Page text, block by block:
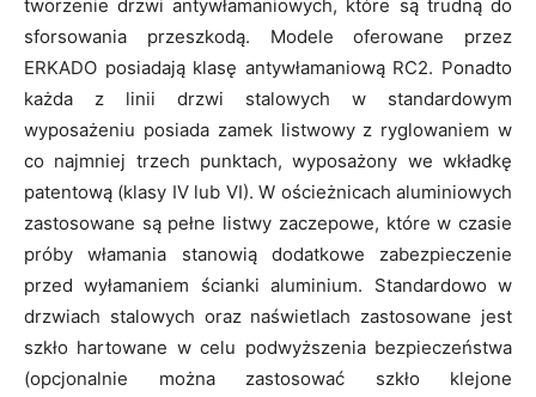
tworzenie drzwi antywłamaniowych, które są trudną do
sforsowania przeszkodą. Modele oferowane przez
ERKADO posiadają klasę antywłamaniową RC2. Ponadto
każda z linii drzwi stalowych w standardowym
wyposażeniu posiada zamek listwowy z ryglowaniem w
co najmniej trzech punktach, wyposażony we wkładkę
patentową (klasy IV lub VI). W ościeżnicach aluminiowych
zastosowane są pełne listwy zaczepowe, które w czasie
próby włamania stanowią dodatkowe zabezpieczenie
przed wyłamaniem ścianki aluminium. Standardowo w
drzwiach stalowych oraz naświetlach zastosowane jest
szkło hartowane w celu podwyższenia bezpieczeństwa
(opcjonalnie można zastosować szkło klejone